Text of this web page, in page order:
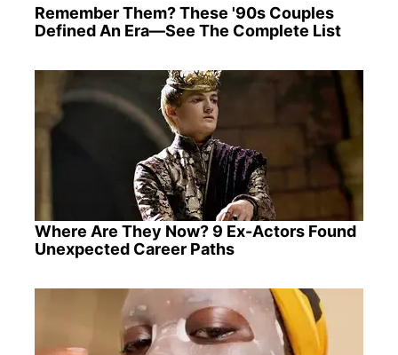
Remember Them? These '90s Couples
Defined An Era—See The Complete List
Where Are They Now? 9 Ex-Actors Found
Unexpected Career Paths